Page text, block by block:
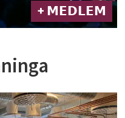
+ 𝗠𝗘𝗗𝗟𝗘𝗠